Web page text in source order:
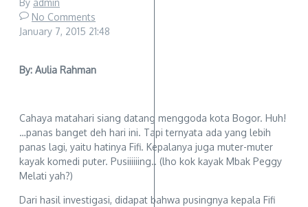
By admin
No Comments
January 7, 2015 21:48
By: Aulia Rahman
Cahaya matahari siang datang menggoda kota Bogor. Huh!
…panas banget deh hari ini. Tapi ternyata ada yang lebih
panas lagi, yaitu hatinya Fifi. Kepalanya juga muter-muter
kayak komedi puter. Pusiiiiiing.. (lho kok kayak Mbak Peggy
Melati yah?)
Dari hasil investigasi, didapat bahwa pusingnya kepala Fifi